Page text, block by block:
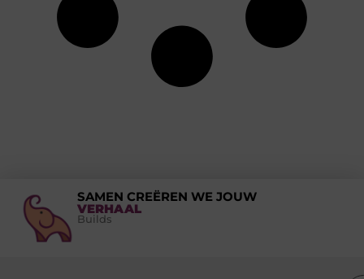
SAMEN CREËREN WE JOUW
VERHAAL
Builds